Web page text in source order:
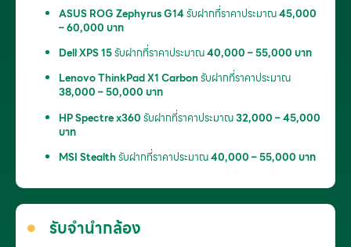
ASUS ROG Zephyrus G14รับฝากที่ราคาประมาณ45,000
– 60,000 บาท
Dell XPS 15รับฝากที่ราคาประมาณ40,000 – 55,000 บาท
Lenovo ThinkPad X1 Carbonรับฝากที่ราคาประมาณ
38,000 – 50,000 บาท
HP Spectre x360รับฝากที่ราคาประมาณ32,000 – 45,000
บาท
MSI Stealthรับฝากที่ราคาประมาณ40,000 – 55,000 บาท
รับจำนำกล้อง